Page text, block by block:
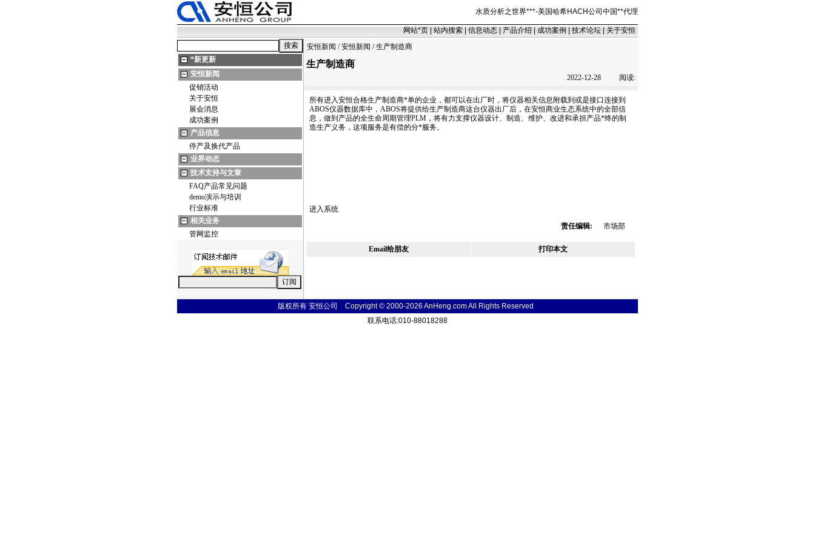
水质分析之世界***-美国哈希HACH公司中国**代理
网站*页 站内搜索 信息动态 产品介绍 成功案例 技术论坛 关于安恒
*新更新
安恒新闻
促销活动
关于安恒
展会消息
成功案例
产品信息
停产及换代产品
业界动态
技术支持与文章
FAQ产品常见问题
demo演示与培训
行业标准
相关业务
管网监控
安恒新闻 /安恒新闻 / 生产制造商
生产制造商
2022-12-28 阅读:
所有进入安恒合格生产制造商*单的企业，都可以在出厂时，将仪器相关信息附载到或是接口连接到
ABOS仪器数据库中，ABOS将提供给生产制造商这台仪器出厂后，在安恒商业生态系统中的全部信
息，做到产品的全生命周期管理PLM，将有力支撑仪器设计、制造、维护、改进和承担产品*终的制
造生产义务，这项服务是有偿的分*服务。
进入系统
责任编辑: 市场部
Email给朋友 打印本文
版权所有 安恒公司 Copyright © 2000-2026 AnHeng.com All Rights Reserved
联系电话:010-88018288